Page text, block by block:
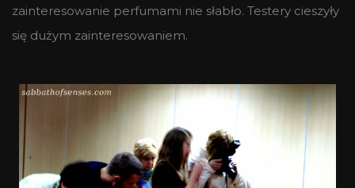
zainteresowanie perfumami nie słabło. Testery cieszyły
się dużym zainteresowaniem.